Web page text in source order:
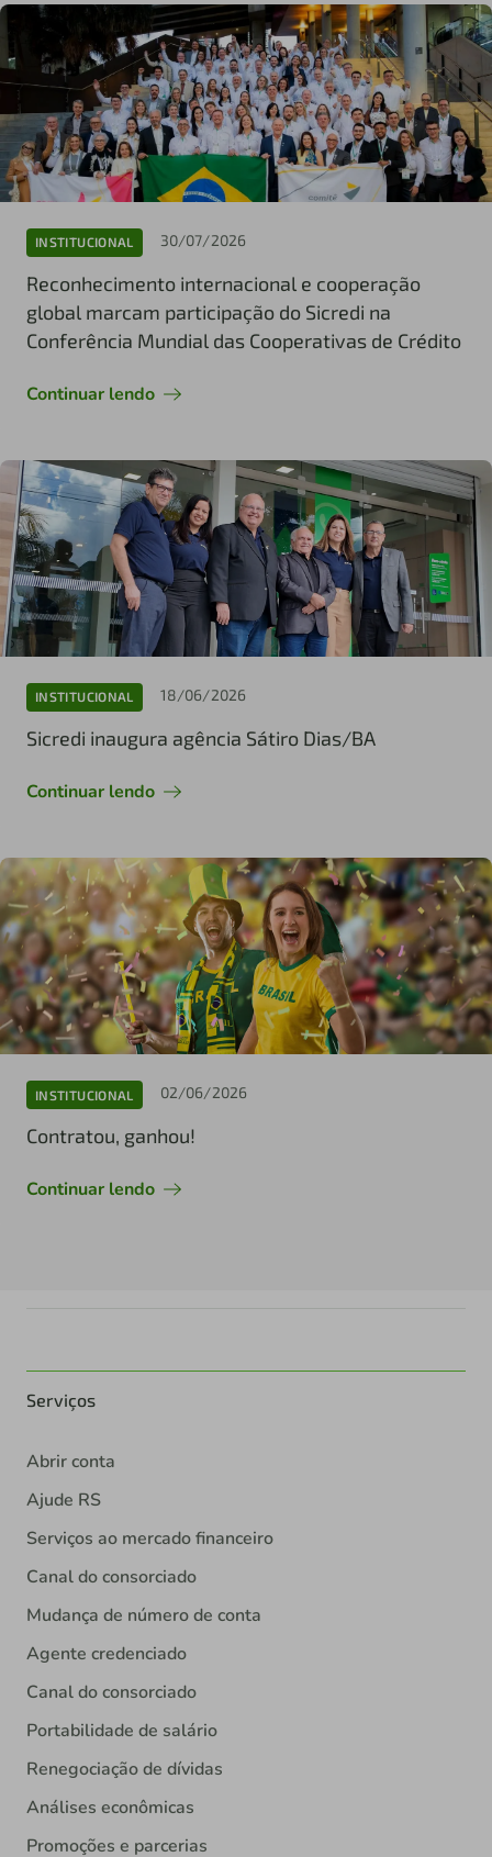
INSTITUCIONAL 30/07/2026
Reconhecimento internacional e cooperação
global marcam participação do Sicredi na
Conferência Mundial das Cooperativas de Crédito
Continuar lendo
INSTITUCIONAL 18/06/2026
Sicredi inaugura agência Sátiro Dias/BA
Continuar lendo
INSTITUCIONAL 02/06/2026
Contratou, ganhou!
Continuar lendo
Serviços
Abrir conta
Ajude RS
Serviços ao mercado financeiro
Canal do consorciado
Mudança de número de conta
Agente credenciado
Canal do consorciado
Portabilidade de salário
Renegociação de dívidas
Análises econômicas
Promoções e parcerias